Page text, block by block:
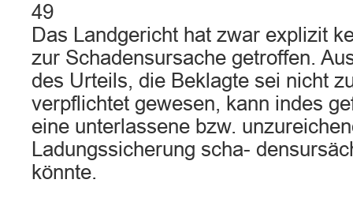
49
Das Landgericht hat zwar explizit
zur Schadensursache getroffen.
des Urteils, die Beklagte sei nicht
verpflichtet gewesen, kann indes
eine unterlassene bzw.
Ladungssicherung scha-
könnte.